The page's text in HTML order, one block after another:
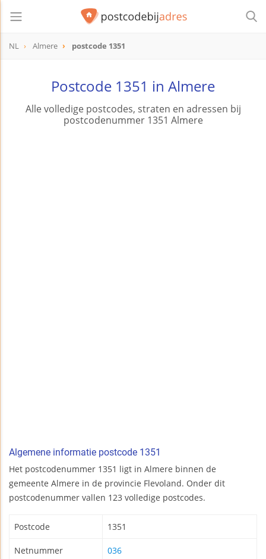
NL Almere postcode 1351
Postcode 1351 in Almere
Alle volledige postcodes, straten en adressen bij
postcodenummer 1351 Almere
Algemene informatie postcode 1351
Het postcodenummer 1351 ligt in Almere binnen de
gemeente Almere in de provincie Flevoland. Onder dit
postcodenummer vallen 123 volledige postcodes.
Postcode 1351
Netnummer 036